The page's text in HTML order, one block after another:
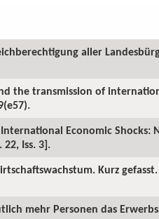
aller
the transmission of
Economic Shocks:
Iss. 3].
Kurz
mehr Personen das